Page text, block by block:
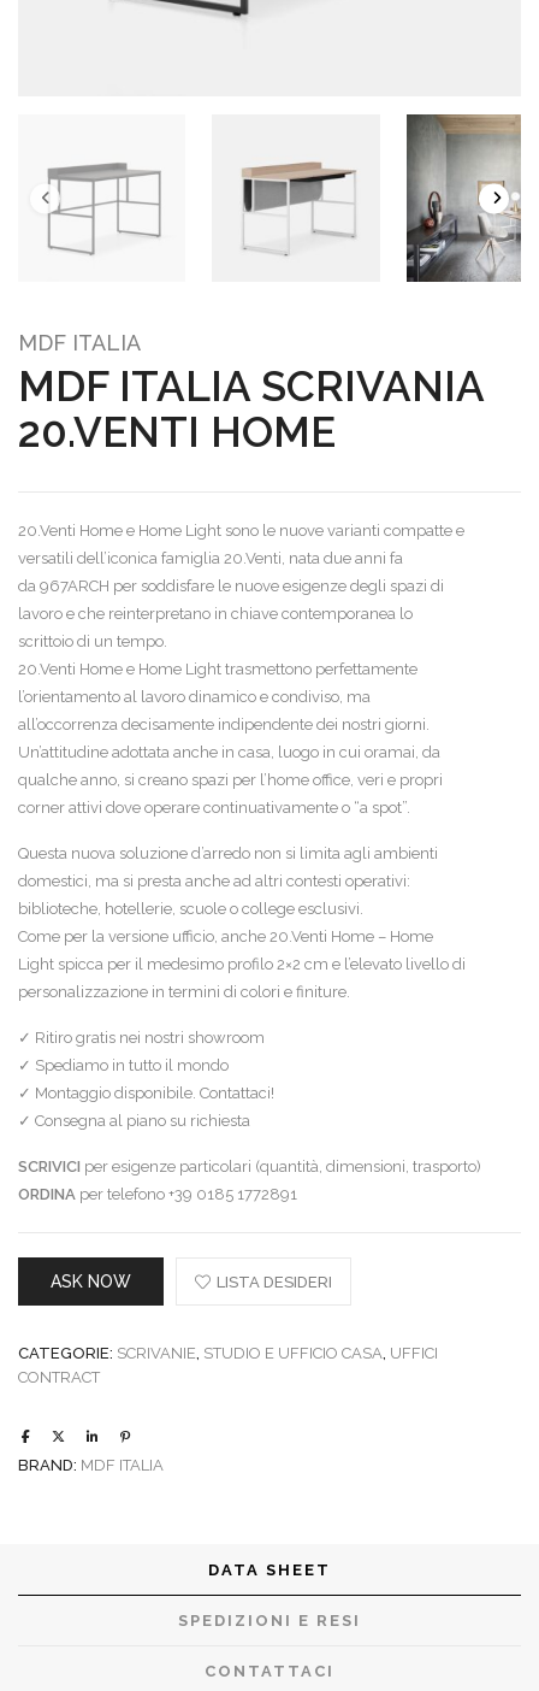
MDF ITALIA
MDF ITALIA SCRIVANIA
20.VENTI HOME
20.Venti Home e Home Light sono le nuove varianti compatte e
versatili dell’iconica famiglia 20.Venti, nata due anni fa
da 967ARCH per soddisfare le nuove esigenze degli spazi di
lavoro e che reinterpretano in chiave contemporanea lo
scrittoio di un tempo.
20.Venti Home e Home Light trasmettono perfettamente
l’orientamento al lavoro dinamico e condiviso, ma
all’occorrenza decisamente indipendente dei nostri giorni.
Un’attitudine adottata anche in casa, luogo in cui oramai, da
qualche anno, si creano spazi per l’home office, veri e propri
corner attivi dove operare continuativamente o “a spot”.
Questa nuova soluzione d’arredo non si limita agli ambienti
domestici, ma si presta anche ad altri contesti operativi:
biblioteche, hotellerie, scuole o college esclusivi.
Come per la versione ufficio, anche 20.Venti Home – Home
Light spicca per il medesimo profilo 2×2 cm e l’elevato livello di
personalizzazione in termini di colori e finiture.
✓ Ritiro gratis nei nostri showroom
✓ Spediamo in tutto il mondo
✓ Montaggio disponibile. Contattaci!
✓ Consegna al piano su richiesta
SCRIVICI per esigenze particolari (quantità, dimensioni, trasporto)
ORDINA per telefono +39 0185 1772891
ASK NOW LISTA DESIDERI
CATEGORIE: SCRIVANIE, STUDIO E UFFICIO CASA, UFFICI
CONTRACT
BRAND: MDF ITALIA
DATA SHEET
SPEDIZIONI E RESI
CONTATTACI